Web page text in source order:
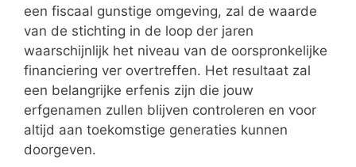
een fiscaal gunstige omgeving, zal de waarde
van de stichting in de loop der jaren
waarschijnlijk het niveau van de oorspronkelijke
financiering ver overtreffen. Het resultaat zal
een belangrijke erfenis zijn die jouw
erfgenamen zullen blijven controleren en voor
altijd aan toekomstige generaties kunnen
doorgeven.